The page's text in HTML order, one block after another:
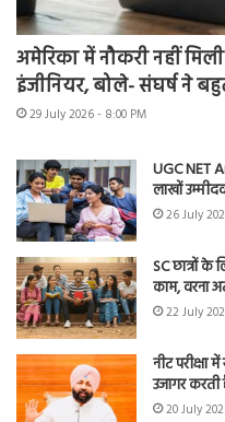
अमेरिका में नौकरी नहीं
इंजीनियर, बोले- संघर्ष ने
29 July 2026 - 8:00 PM
UGC NET
लाखों
26 July
SC छात्रों
काम, वरना
22 July
नीट परीक्षा
उजागर करती
20 July